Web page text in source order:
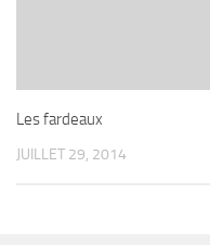
Les fardeaux
JUILLET 29, 2014